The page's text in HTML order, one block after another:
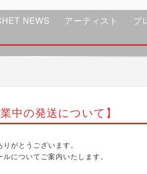
NEWS アーティスト プ
業中の発送について】
がとうございます。
についてご案内いたします。